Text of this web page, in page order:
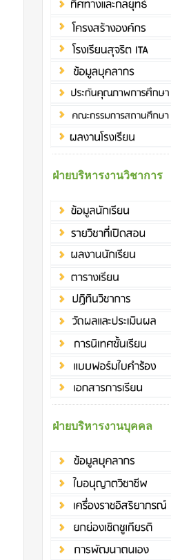
ฝ่ายบริหารงานวิชาการ
ฝ่ายบริหารงานบุคคล